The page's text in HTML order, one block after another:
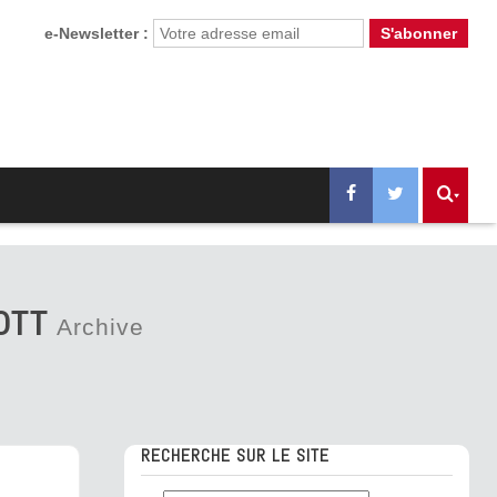
e-Newsletter :
Archive
RECHERCHE SUR LE SITE